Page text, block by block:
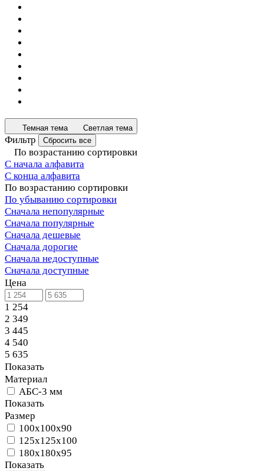
Темная тема Светлая тема
Фильтр Сбросить все
По возрастанию сортировки
С начала алфавита
С конца алфавита
По возрастанию сортировки
По убыванию сортировки
Сначала непопулярные
Сначала популярные
Сначала дешевые
Сначала дорогие
Сначала недоступные
Сначала доступные
Цена
1 254
2 349
3 445
4 540
5 635
Показать
Материал
АБС-3 мм
Показать
Размер
100x100x90
125x125x100
180х180х95
Показать